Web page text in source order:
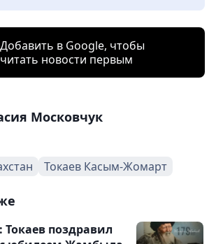
Добавить в Google, чтобы
читать новости первым
Московчук
Токаев Касым-Жомарт
Токаев поздравил